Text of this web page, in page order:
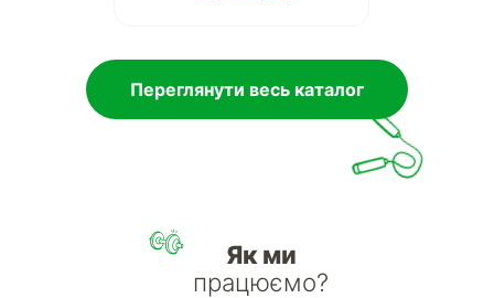
Переглянути весь каталог
Як ми
працюємо?